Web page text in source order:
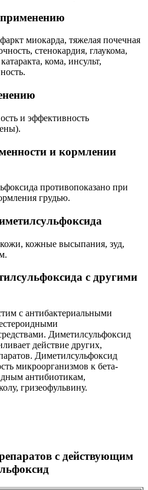
миокарда, тяжелая почечная
стенокардия, глаукома,
кома, инсульт,
и эффективность
и кормлении
противопоказано при
грудью.
кожные высыпания, зуд,
с другими
с антибактериальными
Диметилсульфоксид
действие других,
Диметилсульфоксид
микроорганизмов к бета-
антибиотикам,
гризеофульвину.
с действующим